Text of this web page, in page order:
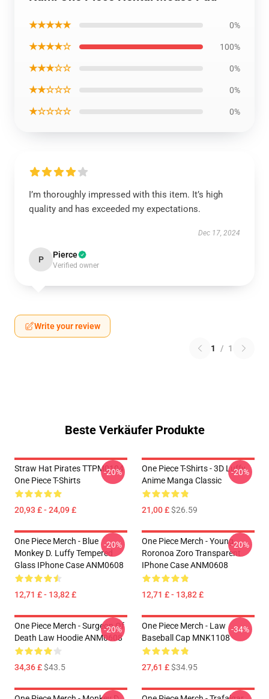
★★★★★ 0%
★★★★☆ 100%
★★★☆☆ 0%
★★☆☆☆ 0%
★☆☆☆☆ 0%
I’m thoroughly impressed with this item. It’s high
quality and has exceeded my expectations.
Dec 17, 2024
P Pierce
Verified owner
Write your review
1 / 1
Beste Verkäufer Produkte
Straw Hat Pirates TTPM0104
One Piece T-Shirts
20,93 £ - 24,09 £
-20%
One Piece T-Shirts - 3D Luffy
Anime Manga Classic
21,00 £$26.59
-20%
One Piece Merch - Blue
Monkey D. Luffy Tempered
Glass IPhone Case ANM0608
12,71 £ - 13,82 £
-20%
One Piece Merch - Young
Roronoa Zoro Transparent
IPhone Case ANM0608
12,71 £ - 13,82 £
-20%
One Piece Merch - Surgeon Of
Death Law Hoodie ANM0608
34,36 £$43.5
-20%
One Piece Merch - Law
Baseball Cap MNK1108
27,61 £$34.95
-34%